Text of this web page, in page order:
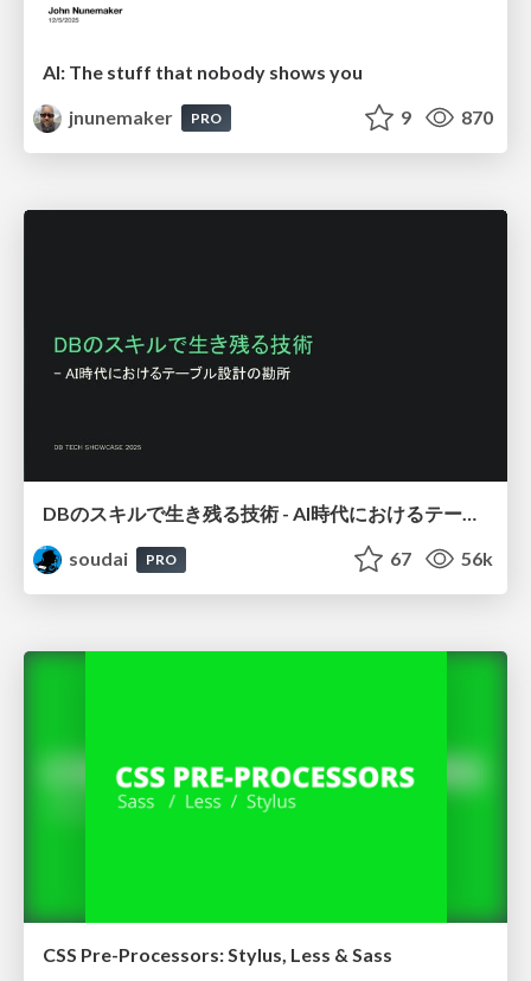
AI: The stuff that nobody shows you
jnunemaker
PRO 9 870
DBのスキルで生き残る技術 - AI時代におけるテーブル設計の勘所
soudai
PRO 67 56k
CSS Pre-Processors: Stylus, Less & Sass